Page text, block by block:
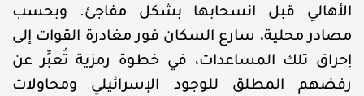
الأهالي قبل انسحابها بشكل مفاجئ. وبحسب
مصادر محلية، سارع السكان فور مغادرة القوات إلى
إحراق تلك المساعدات، في خطوة رمزية تُعبِّر عن
رفضهم المطلق للوجود الإسرائيلي ومحاولات